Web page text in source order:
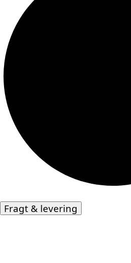
Fragt & levering